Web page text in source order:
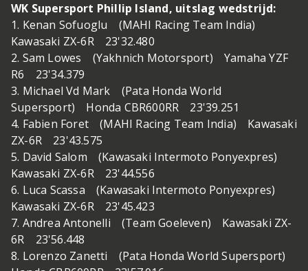
WK Supersport Phillip Island, uitslag wedstrijd:
1. Kenan Sofuoglu (MAHI Racing Team India)
Kawasaki ZX-6R 23'32.480
2. Sam Lowes (Yakhnich Motorsport) Yamaha YZF
R6 23'34.379
3. Michael Vd Mark (Pata Honda World
Supersport) Honda CBR600RR 23'39.251
4. Fabien Foret (MAHI Racing Team India) Kawasaki
ZX-6R 23'43.575
5. David Salom (Kawasaki Intermoto Ponyexpres)
Kawasaki ZX-6R 23'44.556
6. Luca Scassa (Kawasaki Intermoto Ponyexpres)
Kawasaki ZX-6R 23'45.423
7. Andrea Antonelli (Team Goeleven) Kawasaki ZX-
6R 23'56.448
8. Lorenzo Zanetti (Pata Honda World Supersport)